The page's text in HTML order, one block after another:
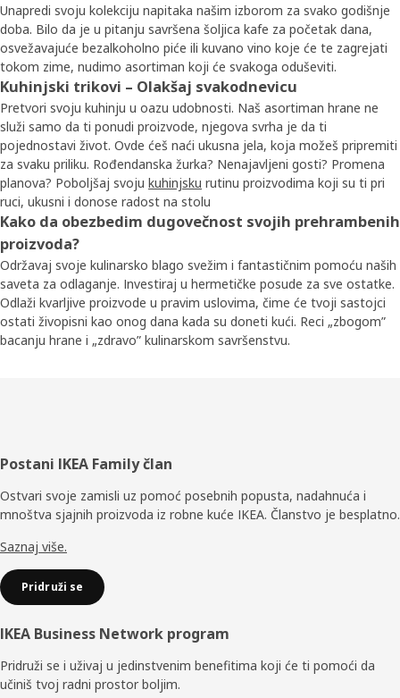
Unapredi svoju kolekciju napitaka našim izborom za svako godišnje
doba. Bilo da je u pitanju savršena šoljica kafe za početak dana,
osvežavajuće bezalkoholno piće ili kuvano vino koje će te zagrejati
tokom zime, nudimo asortiman koji će svakoga oduševiti.
Kuhinjski trikovi – Olakšaj svakodnevicu
Pretvori svoju kuhinju u oazu udobnosti. Naš asortiman hrane ne
služi samo da ti ponudi proizvode, njegova svrha je da ti
pojednostavi život. Ovde ćeš naći ukusna jela, koja možeš pripremiti
za svaku priliku. Rođendanska žurka? Nenajavljeni gosti? Promena
planova? Poboljšaj svoju kuhinjsku rutinu proizvodima koji su ti pri
ruci, ukusni i donose radost na stolu
Kako da obezbedim dugovečnost svojih prehrambenih
proizvoda?
Održavaj svoje kulinarsko blago svežim i fantastičnim pomoću naših
saveta za odlaganje. Investiraj u hermetičke posude za sve ostatke.
Odlaži kvarljive proizvode u pravim uslovima, čime će tvoji sastojci
ostati živopisni kao onog dana kada su doneti kući. Reci „zbogom”
bacanju hrane i „zdravo” kulinarskom savršenstvu.
Podnožje
Postani IKEA Family član
Ostvari svoje zamisli uz pomoć posebnih popusta, nadahnuća i
mnoštva sjajnih proizvoda iz robne kuće IKEA. Članstvo je besplatno.
Saznaj više.
Pridruži se
IKEA Business Network program
Pridruži se i uživaj u jedinstvenim benefitima koji će ti pomoći da
učiniš tvoj radni prostor boljim.